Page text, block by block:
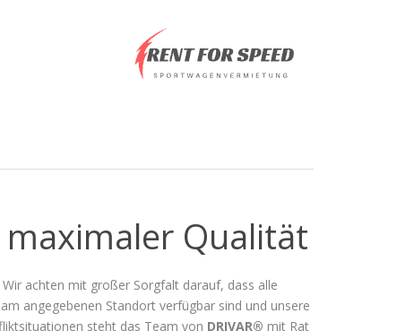
Qualität
achten mit großer Sorgfalt darauf, dass alle
angegebenen Standort verfügbar sind und unsere
steht das Team von DRIVAR® mit Rat